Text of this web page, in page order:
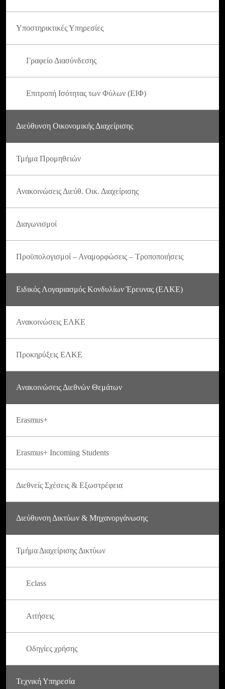
Υποστηρικτικές Υπηρεσίες
Γραφείο Διασύνδεσης
Επιτροπή Ισότητας των Φύλων (ΕΙΦ)
Διεύθυνση Οικονομικής Διαχείρισης
Τμήμα Προμηθειών
Ανακοινώσεις Διεύθ. Οικ. Διαχείρισης
Διαγωνισμοί
Προϋπολογισμοί – Αναμορφώσεις – Τροποποιήσεις
Ειδικός Λογαριασμός Κονδυλίων Έρευνας (ΕΛΚΕ)
Ανακοινώσεις ΕΛΚΕ
Προκηρύξεις ΕΛΚΕ
Ανακοινώσεις Διεθνών Θεμάτων
Erasmus+
Erasmus+ Incoming Students
Διεθνείς Σχέσεις & Εξωστρέφεια
Διεύθυνση Δικτύων & Μηχανοργάνωσης
Τμήμα Διαχείρισης Δικτύων
Eclass
Αιτήσεις
Οδηγίες χρήσης
Τεχνική Υπηρεσία